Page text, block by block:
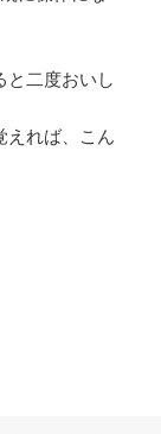
二度おいし
えれば、こん